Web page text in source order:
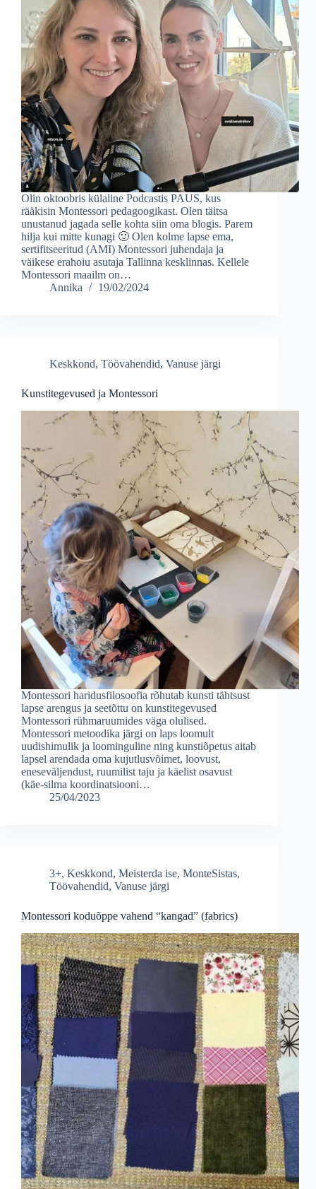
Olin oktoobris külaline Podcastis PAUS, kus
rääkisin Montessori pedagoogikast. Olen täitsa
unustanud jagada selle kohta siin oma blogis. Parem
hilja kui mitte kunagi 🙂 Olen kolme lapse ema,
sertifitseeritud (AMI) Montessori juhendaja ja
väikese erahoiu asutaja Tallinna kesklinnas. Kellele
Montessori maailm on…
Annika
19/02/2024
Keskkond, Töövahendid, Vanuse järgi
Kunstitegevused ja Montessori
Montessori haridusfilosoofia rõhutab kunsti tähtsust
lapse arengus ja seetõttu on kunstitegevused
Montessori rühmaruumides väga olulised.
Montessori metoodika järgi on laps loomult
uudishimulik ja loominguline ning kunstiõpetus aitab
lapsel arendada oma kujutlusvõimet, loovust,
eneseväljendust, ruumilist taju ja käelist osavust
(käe-silma koordinatsiooni…
25/04/2023
3+, Keskkond, Meisterda ise, MonteSistas,
Töövahendid, Vanuse järgi
Montessori koduõppe vahend “kangad” (fabrics)